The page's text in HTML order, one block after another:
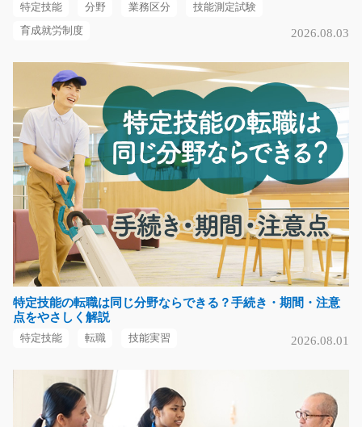
福岡県北九州市八幡東区
航空機部品のヒズミトリ加工/g01_00888
急募
日勤のみの高時給♪機械を使って部品のヒズミトリ加工を
するお仕事！最先端…
長期（3ヶ月以上）
時給1300円
岐阜県加茂郡坂祝町
気になる
綺麗な工場での布製品の検査や糊付け作業/y03_01
264
急募
☆担当者オススメ☆布製品を検査したり製品に糊を付け
たりする簡単作業！！…
特定技能 分野 業務区分 技能測定試験
育成就労制度 2026.08.03
特定技能の転職は同じ分野ならできる？手続き・期間・注意
点をやさしく解説
特定技能 転職 技能実習 2026.08.01